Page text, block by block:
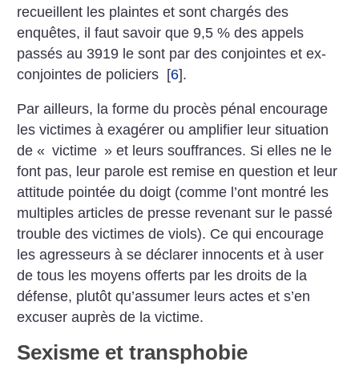
recueillent les plaintes et sont chargés des
enquêtes, il faut savoir que 9,5 % des appels
passés au 3919 le sont par des conjointes et ex-
conjointes de policiers [6].
Par ailleurs, la forme du procès pénal encourage
les victimes à exagérer ou amplifier leur situation
de « victime » et leurs souffrances. Si elles ne le
font pas, leur parole est remise en question et leur
attitude pointée du doigt (comme l’ont montré les
multiples articles de presse revenant sur le passé
trouble des victimes de viols). Ce qui encourage
les agresseurs à se déclarer innocents et à user
de tous les moyens offerts par les droits de la
défense, plutôt qu’assumer leurs actes et s’en
excuser auprès de la victime.
Sexisme et transphobie